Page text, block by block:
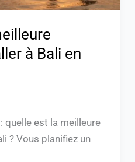
à Bali en
quelle est la meilleure
? Vous planifiez un